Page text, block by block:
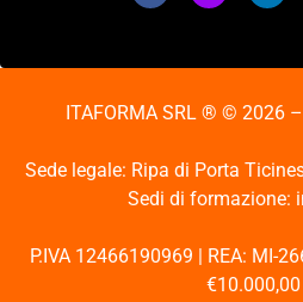
ITAFORMA SRL ® © 2026
Sede legale: Ripa di Porta
Sedi di formazione:
P.IVA 12466190969 | REA: MI-
€10.000,00